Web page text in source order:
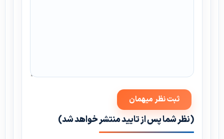
(نظر شما پس از تایید منتشر خواهد شد)